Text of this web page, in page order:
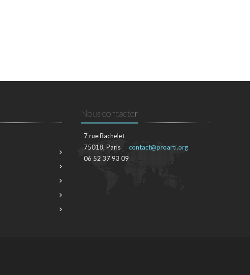
Nous contacter
7 rue Bachelet
75018, Paris
06 52 37 93 09
contact@proarti.org